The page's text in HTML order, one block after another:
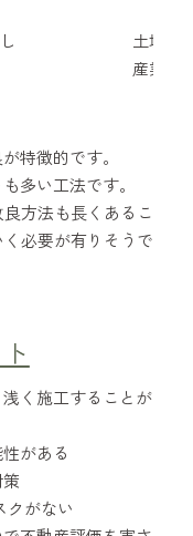
土壌汚
産業廃
特徴的です。
多い工法です。
方法も長くあるこ
必要が有りそうで
く施工することが
がある
クがない